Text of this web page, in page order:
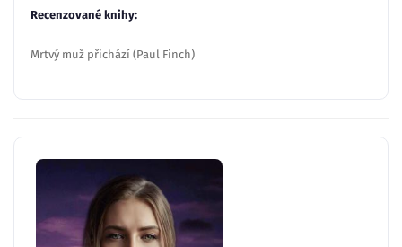
Recenzované knihy:
Mrtvý muž přichází (Paul Finch)